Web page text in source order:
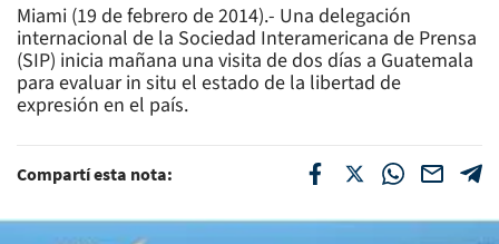
Miami (19 de febrero de 2014).- Una delegación
internacional de la Sociedad Interamericana de Prensa
(SIP) inicia mañana una visita de dos días a Guatemala
para evaluar in situ el estado de la libertad de
expresión en el país.
Compartí esta nota: